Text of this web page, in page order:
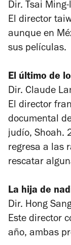
Dir. Tsai
El director
aunque en
sus películas.
El último de
Dir. Claude
El director
documental
judío, Shoah.
regresa a las
rescatar
La hija de
Dir. Hong
Este director
año, ambas